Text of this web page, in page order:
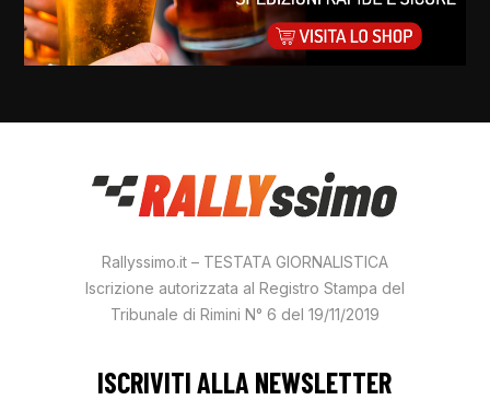
Rallyssimo.it – TESTATA GIORNALISTICA
Iscrizione autorizzata al Registro Stampa del
Tribunale di Rimini N° 6 del 19/11/2019
ISCRIVITI ALLA NEWSLETTER